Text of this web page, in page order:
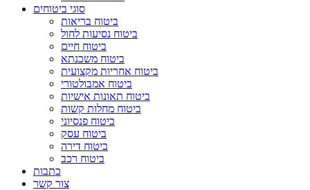
סוגי ביטוחים
ביטוח בריאות
ביטוח נסיעות לחול
ביטוח חיים
ביטוח משכנתא
ביטוח אחריות מקצועית
ביטוח אמבולטורי
ביטוח תאונות אישיות
ביטוח מחלות קשות
ביטוח פנסיוני
ביטוח עסק
ביטוח דירה
ביטוח רכב
כתבות
צור קשר